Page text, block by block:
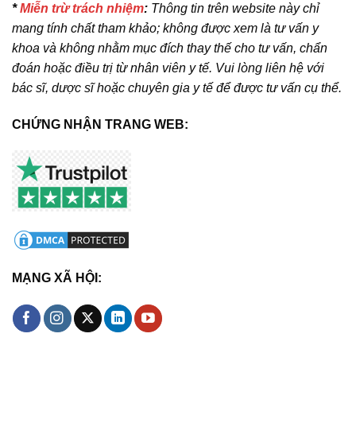
*Miễn trừ trách nhiệm: Thông tin trên website này chỉ
mang tính chất tham khảo; không được xem là tư vấn y
khoa và không nhằm mục đích thay thế cho tư vấn, chẩn
đoán hoặc điều trị từ nhân viên y tế. Vui lòng liên hệ với
bác sĩ, dược sĩ hoặc chuyên gia y tế để được tư vấn cụ thể.
CHỨNG NHẬN TRANG WEB:
MẠNG XÃ HỘI: